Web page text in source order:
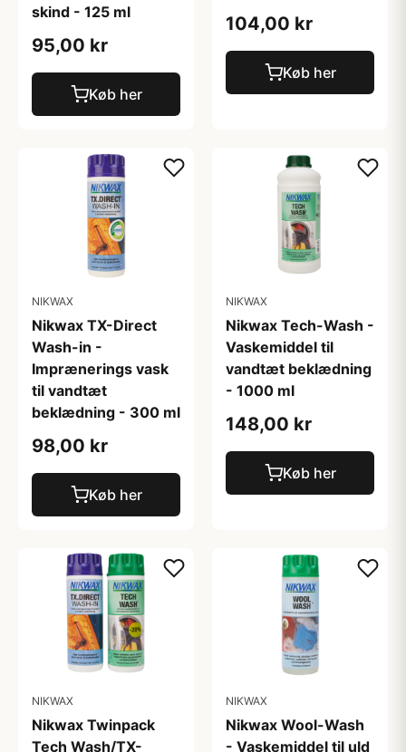
skind - 125 ml
95,00 kr
Køb her
104,00 kr
Køb her
NIKWAX
Nikwax TX-Direct
Wash-in -
Imprænerings vask
til vandtæt
beklædning - 300 ml
98,00 kr
Køb her
NIKWAX
Nikwax Tech-Wash -
Vaskemiddel til
vandtæt beklædning
- 1000 ml
148,00 kr
Køb her
NIKWAX
Nikwax Twinpack
Tech Wash/TX-
NIKWAX
Nikwax Wool-Wash
- Vaskemiddel til uld